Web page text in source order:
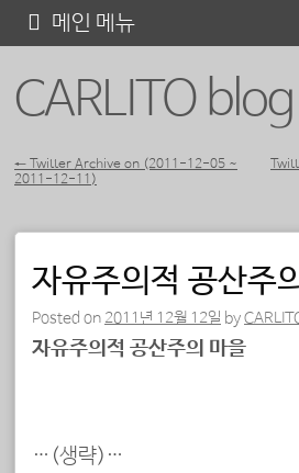
CARLITO blog
메인 메뉴
텐
포스트 내비게이션
← Twitter Archive on (2011-12-05 ~
2011-12-11)
자유주의적 공산주
Posted on 2011년 12월 12일 by
자유주의적 공산주의 마을
…(생략)…